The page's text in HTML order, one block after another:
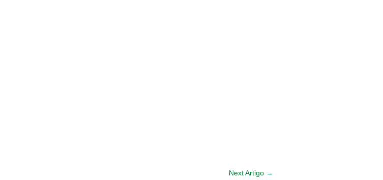
Next Artigo →